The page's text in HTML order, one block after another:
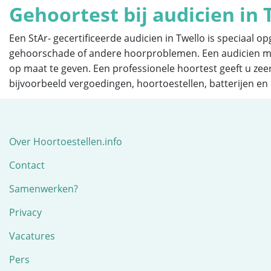
Gehoortest bij audicien in
Een StAr- gecertificeerde audicien in Twello is speciaal
gehoorschade of andere hoorproblemen. Een audicien
op maat te geven. Een professionele hoortest geeft u
bijvoorbeeld vergoedingen, hoortoestellen, batterijen
Over Hoortoestellen.info
Contact
Samenwerken?
Privacy
Vacatures
Pers